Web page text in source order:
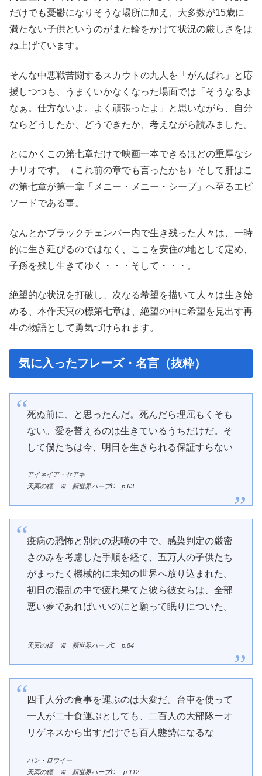
だけでも憂鬱になりそうな場所に加え、大多数が15歳に
満たない子供というのがまた輪をかけて状況の厳しさをは
ね上げています。
そんな中悪戦苦闘するスカウトの九人を「がんばれ」と応
援しつつも、うまくいかなくなった場面では「そうなるよ
なぁ。仕方ないよ。よく頑張ったよ」と思いながら、自分
ならどうしたか、どうできたか、考えながら読みました。
とにかくこの第七章だけで映画一本できるほどの重厚なシ
ナリオです。（これ前の章でも言ったかも）そして肝はこ
の第七章が第一章「メニー・メニー・シープ」へ至るエピ
ソードである事。
なんとかブラックチェンバー内で生き残った人々は、一時
的に生き延びるのではなく、ここを安住の地として定め、
子孫を残し生きてゆく・・・そして・・・。
絶望的な状況を打破し、次なる希望を描いて人々は生き始
める、本作天冥の標第七章は、絶望の中に希望を見出す再
生の物語として勇気づけられます。
気に入ったフレーズ・名言（抜粋）
死ぬ前に、と思ったんだ。死んだら理屈もくそも
ない。愛を誓えるのは生きているうちだけだ。そ
して僕たちは今、明日を生きられる保証すらない
アイネイア・セアキ
天冥の標 Ⅶ 新世界ハーブC p.63
疫病の恐怖と別れの悲嘆の中で、感染判定の厳密
さのみを考慮した手順を経て、五万人の子供たち
がまったく機械的に未知の世界へ放り込まれた。
初日の混乱の中で疲れ果てた彼ら彼女らは、全部
悪い夢であればいいのにと願って眠りについた。
天冥の標 Ⅶ 新世界ハーブC p.84
四千人分の食事を運ぶのは大変だ。台車を使って
一人が二十食運ぶとしても、二百人の大部隊ーオ
リゲネスから出すだけでも百人態勢になるな
ハン・ロウイー
天冥の標 Ⅶ 新世界ハーブC
p. 112